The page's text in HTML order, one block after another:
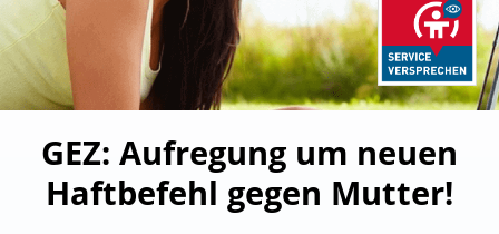
GEZ: Aufregung um neuen
Haftbefehl gegen Mutter!